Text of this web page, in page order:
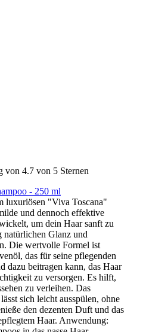
von 4.7 von 5 Sternen
- 250 ml
luxuriösen "Viva Toscana"
und dennoch effektive
um dein Haar sanft zu
Glanz und
Die wertvolle Formel ist
das für seine pflegenden
dazu beitragen kann, das Haar
zu versorgen. Es hilft,
zu verleihen. Das
sich leicht ausspülen, ohne
den dezenten Duft und das
Haar. Anwendung: